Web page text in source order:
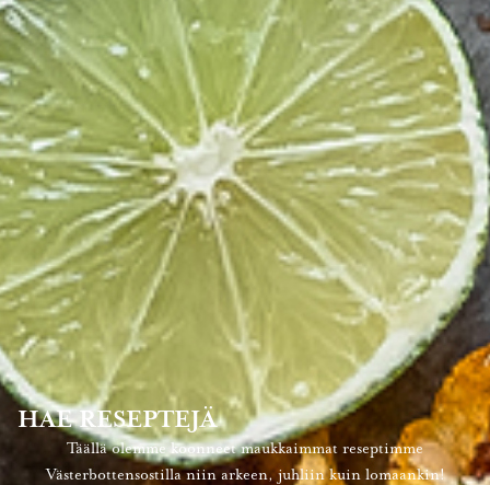
HAE RESEPTEJÄ
Täällä olemme koonneet maukkaimmat reseptimme
Västerbottensostilla niin arkeen, juhliin kuin lomaankin!